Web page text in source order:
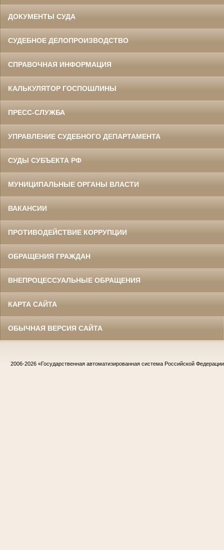
ДОКУМЕНТЫ СУДА
СУДЕБНОЕ ДЕЛОПРОИЗВОДСТВО
СПРАВОЧНАЯ ИНФОРМАЦИЯ
КАЛЬКУЛЯТОР ГОСПОШЛИНЫ
ПРЕСС-СЛУЖБА
УПРАВЛЕНИЕ СУДЕБНОГО ДЕПАРТАМЕНТА
СУДЫ СУБЪЕКТА РФ
МУНИЦИПАЛЬНЫЕ ОРГАНЫ ВЛАСТИ
ВАКАНСИИ
ПРОТИВОДЕЙСТВИЕ КОРРУПЦИИ
ОБРАЩЕНИЯ ГРАЖДАН
ВНЕПРОЦЕССУАЛЬНЫЕ ОБРАЩЕНИЯ
КАРТА САЙТА
ОБЫЧНАЯ ВЕРСИЯ САЙТА
2006-2026 «Государственная автоматизированная система Российской